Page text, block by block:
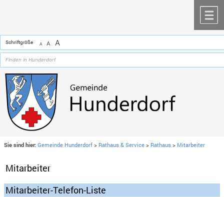
Schriftgröße A A A
Sie sind hier: Gemeinde Hunderdorf > Rathaus & Service > Rathaus > Mitarbeiter
Mitarbeiter
Mitarbeiter-Telefon-Liste